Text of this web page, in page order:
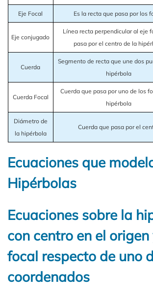
Eje Focal Es la recta que pasa por los
Eje conjugado
Línea recta perpendicular al eje
pasa por el centro de la
Cuerda
Segmento de recta que une dos
hipérbola
Cuerda Focal
Cuerda que pasa por uno de los
hipérbola
Diámetro de
la hipérbola
Cuerda que pasa por el
Ecuaciones que
Hipérbolas
Ecuaciones sobre la
con centro en el origen
focal respecto de uno
coordenados